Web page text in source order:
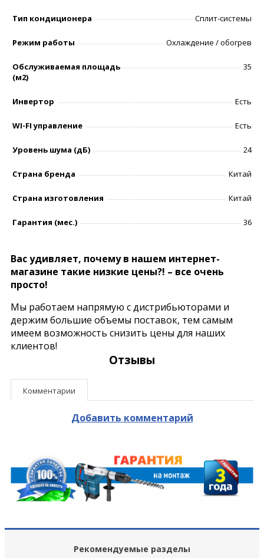
Тип кондиционера Сплит-системы
Режим работы Охлаждение / обогрев
Обслуживаемая площадь
(м2)
35
Инвертор Есть
WI-FI управление Есть
Уровень шумa (дБ) 24
Страна бренда Китай
Страна изготовления Китай
Гарантия (мес.) 36
Вас удивляет, почему в нашем интернет-
магазине такие низкие цены?! – все очень
просто!
Мы работаем напрямую с дистрибьюторами и
держим большие объемы поставок, тем самым
имеем возможность снизить цены для наших
клиентов!
Отзывы
Комментарии
Добавить комментарий
Рекомендуемые разделы